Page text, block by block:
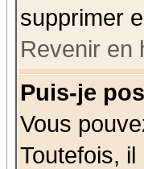
supprimer
Revenir en
Puis-je
Vous
Toutefois,